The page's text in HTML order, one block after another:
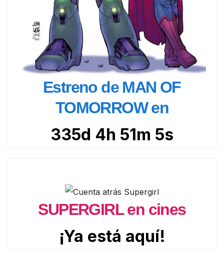
Estreno de MAN OF
TOMORROW en
335d 4h 51m 4s
SUPERGIRL en cines
¡Ya está aquí!